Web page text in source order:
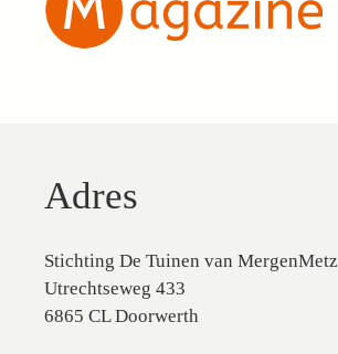
Adres
Stichting De Tuinen van MergenMetz
Utrechtseweg 433
6865 CL Doorwerth